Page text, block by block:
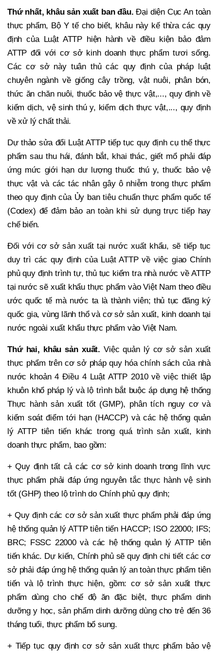
Thứ nhất, khâu sản xuất ban đầu.Đại diện Cục An toàn
thực phẩm, Bộ Y tế cho biết, khâu này kế thừa các quy
định của Luật ATTP hiện hành về điều kiện bảo đảm
ATTP đối với cơ sở kinh doanh thực phẩm tươi sống.
Các cơ sở này tuân thủ các quy định của pháp luật
chuyên ngành về giống cây trồng, vật nuôi, phân bón,
thức ăn chăn nuôi, thuốc bảo vệ thực vật,..., quy định về
kiểm dịch, vệ sinh thú y, kiểm dịch thực vật,..., quy định
về xử lý chất thải.
Dự thảo sửa đổi Luật ATTP tiếp tục quy định cụ thể thực
phẩm sau thu hái, đánh bắt, khai thác, giết mổ phải đáp
ứng mức giới hạn dư lượng thuốc thú y, thuốc bảo vệ
thực vật và các tác nhân gây ô nhiễm trong thực phẩm
theo quy định của Ủy ban tiêu chuẩn thực phẩm quốc tế
(Codex) để đảm bảo an toàn khi sử dụng trực tiếp hay
chế biến.
Đối với cơ sở sản xuất tại nước xuất khẩu, sẽ tiếp tục
duy trì các quy định của Luật ATTP về việc giao Chính
phủ quy định trình tự, thủ tục kiểm tra nhà nước về ATTP
tại nước sẽ xuất khẩu thực phẩm vào Việt Nam theo điều
ước quốc tế mà nước ta là thành viên; thủ tục đăng ký
quốc gia, vùng lãnh thổ và cơ sở sản xuất, kinh doanh tại
nước ngoài xuất khẩu thực phẩm vào Việt Nam.
Thứ hai, khâu sản xuất. Việc quản lý cơ sở sản xuất
thực phẩm trên cơ sở pháp quy hóa chính sách của nhà
nước khoản 4 Điều 4 Luật ATTP 2010 về việc thiết lập
khuôn khổ pháp lý và lộ trình bắt buộc áp dụng hệ thống
Thực hành sản xuất tốt (GMP), phân tích nguy cơ và
kiểm soát điểm tới hạn (HACCP) và các hệ thống quản
lý ATTP tiên tiến khác trong quá trình sản xuất, kinh
doanh thực phẩm, bao gồm:
+ Quy định tất cả các cơ sở kinh doanh trong lĩnh vực
thực phẩm phải đáp ứng nguyên tắc thực hành vệ sinh
tốt (GHP) theo lộ trình do Chính phủ quy định;
+ Quy định các cơ sở sản xuất thực phẩm phải đáp ứng
hệ thống quản lý ATTP tiên tiến HACCP; ISO 22000; IFS;
BRC; FSSC 22000 và các hệ thống quản lý ATTP tiên
tiến khác. Dự kiến, Chính phủ sẽ quy định chi tiết các cơ
sở phải đáp ứng hệ thống quản lý an toàn thực phẩm tiên
tiến và lộ trình thực hiện, gồm: cơ sở sản xuất thực
phẩm dùng cho chế độ ăn đặc biệt, thực phẩm dinh
dưỡng y học, sản phẩm dinh dưỡng dùng cho trẻ đến 36
tháng tuổi, thực phẩm bổ sung.
+ Tiếp tục quy định cơ sở sản xuất thực phẩm bảo vệ